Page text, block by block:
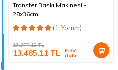
Transfer Baskı Makinesi -
28x36cm
(1 Yorum)
17.377,10TL
13.485,11 TL KDV
dahil